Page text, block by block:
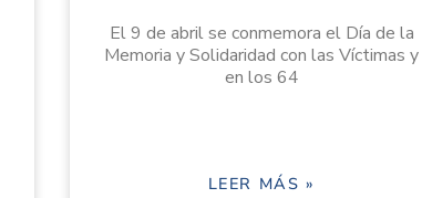
El 9 de abril se conmemora el Día de la
Memoria y Solidaridad con las Víctimas y
en los 64
LEER MÁS »